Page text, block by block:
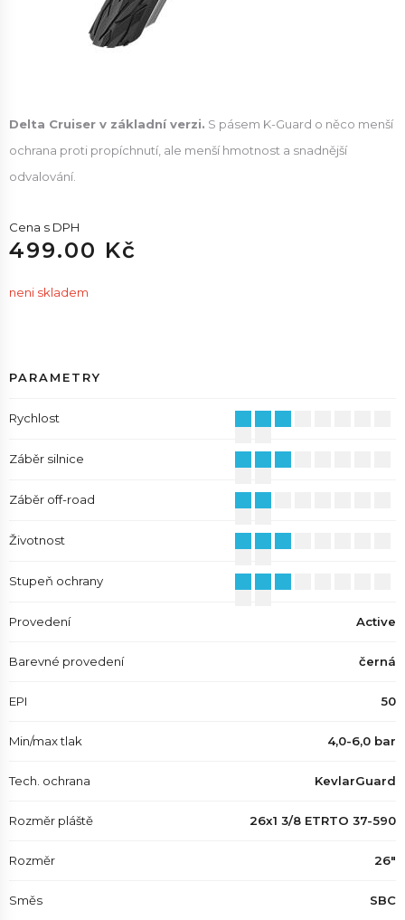
Delta Cruiser v základní verzi. S pásem K-Guard o něco menší
ochrana proti propíchnutí, ale menší hmotnost a snadnější
odvalování.
Cena s DPH
499.00 Kč
neni skladem
PARAMETRY
Rychlost
Záběr silnice
Záběr off-road
Životnost
Stupeň ochrany
Provedení Active
Barevné provedení černá
EPI 50
Min/max tlak 4,0-6,0 bar
Tech. ochrana KevlarGuard
Rozměr pláště 26x1 3/8 ETRTO 37-590
Rozměr 26"
Směs SBC